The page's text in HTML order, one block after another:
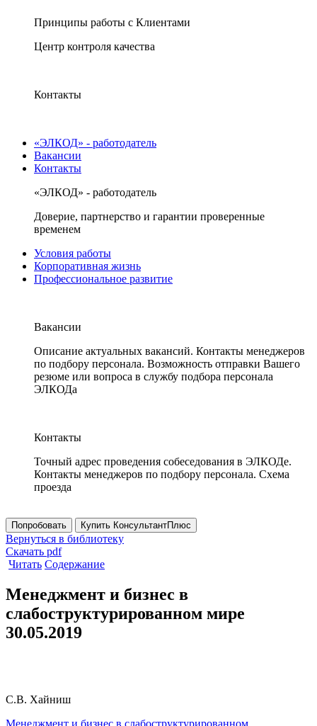
Принципы работы с Клиентами
Центр контроля качества
Контакты
«ЭЛКОД» - работодатель
Вакансии
Контакты
«ЭЛКОД» - работодатель
Доверие, партнерство и гарантии проверенные
временем
Условия работы
Корпоративная жизнь
Профессиональное развитие
Вакансии
Описание актуальных вакансий. Контакты менеджеров
по подбору персонала. Возможность отправки Вашего
резюме или вопроса в службу подбора персонала
ЭЛКОДа
Контакты
Точный адрес проведения собеседования в ЭЛКОДе.
Контакты менеджеров по подбору персонала. Схема
проезда
Попробовать Купить КонсультантПлюс
Вернуться в библиотеку
Скачать pdf
Читать Содержание
Менеджмент и бизнес в
слабоструктурированном мире
30.05.2019
С.В. Хайниш
Менеджмент и бизнес в слабоструктурированном